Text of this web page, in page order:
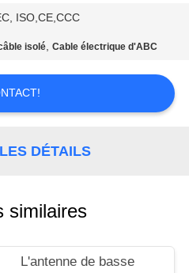
ISO,CE,CCC
isolé,Cable électrique d'ABC
DÉTAILS
similaires
L'antenne de basse